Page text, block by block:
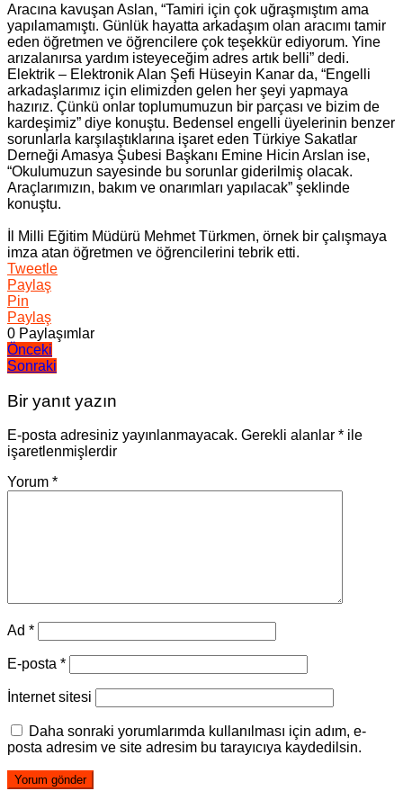
Aracına kavuşan Aslan, “Tamiri için çok uğraşmıştım ama
yapılamamıştı. Günlük hayatta arkadaşım olan aracımı tamir
eden öğretmen ve öğrencilere çok teşekkür ediyorum. Yine
arızalanırsa yardım isteyeceğim adres artık belli” dedi.
Elektrik – Elektronik Alan Şefi Hüseyin Kanar da, “Engelli
arkadaşlarımız için elimizden gelen her şeyi yapmaya
hazırız. Çünkü onlar toplumumuzun bir parçası ve bizim de
kardeşimiz” diye konuştu. Bedensel engelli üyelerinin benzer
sorunlarla karşılaştıklarına işaret eden Türkiye Sakatlar
Derneği Amasya Şubesi Başkanı Emine Hicin Arslan ise,
“Okulumuzun sayesinde bu sorunlar giderilmiş olacak.
Araçlarımızın, bakım ve onarımları yapılacak” şeklinde
konuştu.
İl Milli Eğitim Müdürü Mehmet Türkmen, örnek bir çalışmaya
imza atan öğretmen ve öğrencilerini tebrik etti.
Tweetle
Paylaş
Pin
Paylaş
0 Paylaşımlar
Yazı
gezinmesi
Önceki
Sonraki
Bir yanıt yazın
E-posta adresiniz yayınlanmayacak. Gerekli alanlar * ile
işaretlenmişlerdir
Yorum *
Ad *
E-posta *
İnternet sitesi
Daha sonraki yorumlarımda kullanılması için adım, e-
posta adresim ve site adresim bu tarayıcıya kaydedilsin.